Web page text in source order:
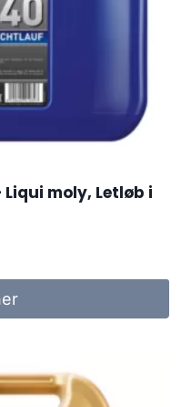
Liqui moly, Letløb i